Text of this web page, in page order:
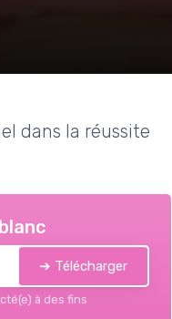
dans la réussite
➔ Télécharger
à des fins